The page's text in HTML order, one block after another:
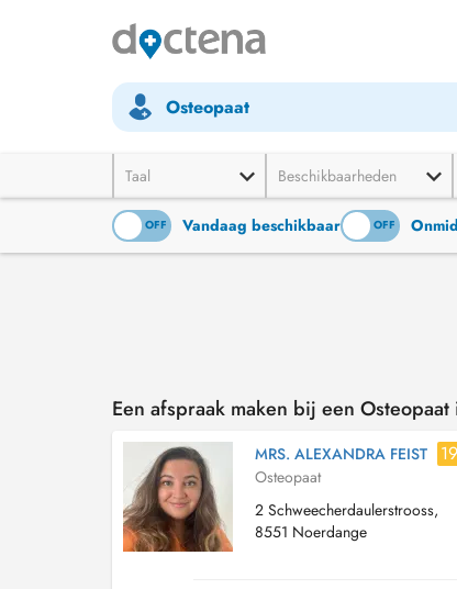
Osteopaat
Taal Beschikbaarheden
OFF Vandaag beschikbaar
ON OFF
Een afspraak maken bij een
MRS. ALEXANDRA FEIST
Osteopaat
2 Schweecherdaulerstrooss,
8551 Noerdange